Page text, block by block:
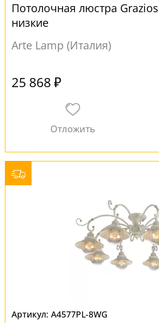
Потолочная люстра
низкие
Arte Lamp (Италия)
25 868 ₽
A4577PL-8WG